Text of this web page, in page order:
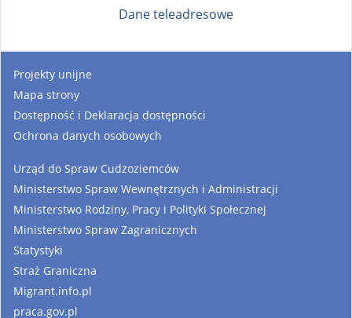
Dane teleadresowe
Projekty unijne
Mapa strony
Dostępność i Deklaracja dostępności
Ochrona danych osobowych
Urząd do Spraw Cudzoziemców
Ministerstwo Spraw Wewnętrznych i Administracji
Ministerstwo Rodziny, Pracy i Polityki Społecznej
Ministerstwo Spraw Zagranicznych
Statystyki
Straż Graniczna
Migrant.info.pl
praca.gov.pl